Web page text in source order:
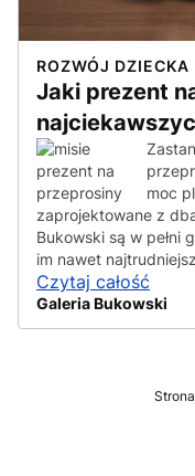
ROZWÓJ DZIECKA
Jaki prezent
moc
zaprojektowane z
Bukowski są w pełni
im nawet
Czytaj całość
Galeria Bukowski
Strona